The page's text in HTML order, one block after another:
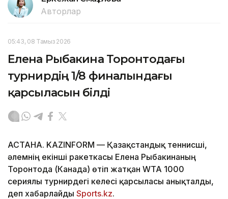
Авторлар
05:43, 08 Тамыз 2026
Елена Рыбакина Торонтодағы
турнирдің 1/8 финалындағы
қарсыласын білді
АСТАНА. KAZINFORM — Қазақстандық теннисші,
әлемнің екінші ракеткасы Елена Рыбакинаның
Торонтода (Канада) өтіп жатқан WTA 1000
сериялы турнирдегі келесі қарсыласы анықталды,
деп хабарлайды Sports.kz.